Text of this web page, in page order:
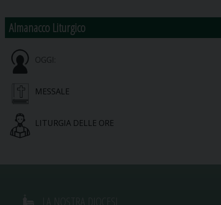
Almanacco Liturgico
OGGI:
MESSALE
LITURGIA DELLE ORE